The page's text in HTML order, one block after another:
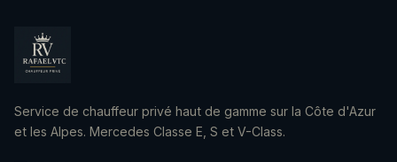
Service de chauffeur privé haut de gamme sur la Côte d'Azur
et les Alpes. Mercedes Classe E, S et V-Class.